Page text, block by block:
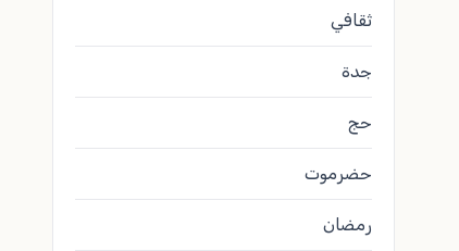
ثقافي
جدة
حج
حضرموت
رمضان